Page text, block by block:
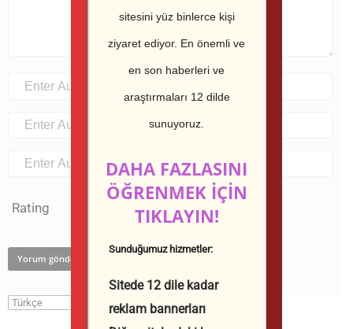
Rating
sitesini yüz binlerce kişi
ziyaret ediyor. En önemli ve
en son haberleri ve
araştırmaları 12 dilde
sunuyoruz.
DAHA FAZLASINI
ÖĞRENMEK İÇİN
TIKLAYIN!
Sunduğumuz hizmetler:
Sitede 12 dile kadar
reklam bannerları